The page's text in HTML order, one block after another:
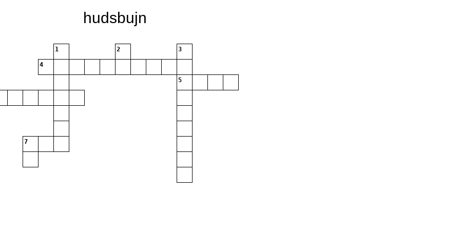
hudsbujn
1 2 3
4
5
7